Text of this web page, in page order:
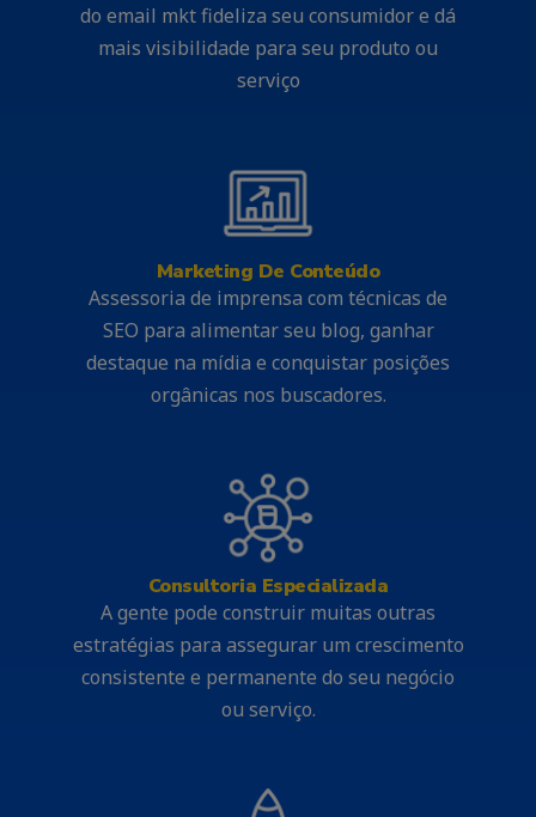
do email mkt fideliza seu consumidor e dá
mais visibilidade para seu produto ou
serviço
Marketing De Conteúdo
Assessoria de imprensa com técnicas de
SEO para alimentar seu blog, ganhar
destaque na mídia e conquistar posições
orgânicas nos buscadores.
Consultoria Especializada
A gente pode construir muitas outras
estratégias para assegurar um crescimento
consistente e permanente do seu negócio
ou serviço.